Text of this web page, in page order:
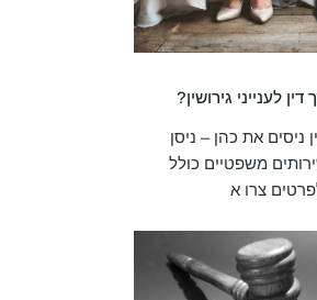
לענייני גירושין?
ניסים את כהן – ניסן
משפטיים כולל
לפרטים צרו א